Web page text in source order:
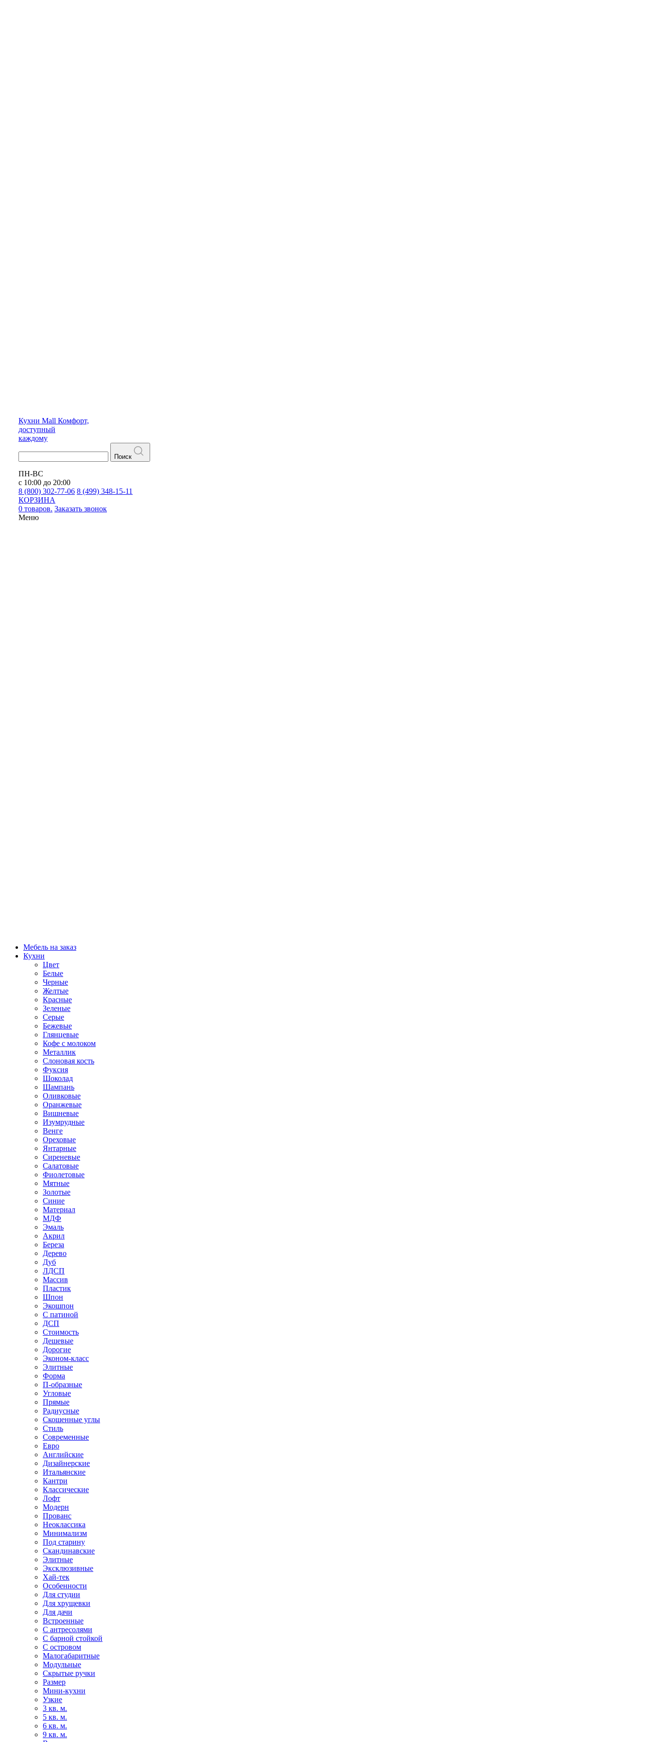
Кухни Mall Комфорт,
доступный
каждому
Поиск
ПН-ВС
с 10:00 до 20:00
8 (800) 302-77-06 8 (499) 348-15-11
КОРЗИНА
0 товаров. Заказать звонок
Меню
Мебель на заказ
Кухни
Цвет
Белые
Черные
Желтые
Красные
Зеленые
Серые
Бежевые
Глянцевые
Кофе с молоком
Металлик
Слоновая кость
Фуксия
Шоколад
Шампань
Оливковые
Оранжевые
Вишневые
Изумрудные
Венге
Ореховые
Янтарные
Сиреневые
Салатовые
Фиолетовые
Мятные
Золотые
Синие
Материал
МДФ
Эмаль
Акрил
Береза
Дерево
Дуб
ЛДСП
Массив
Пластик
Шпон
Экошпон
С патиной
ДСП
Стоимость
Дешевые
Дорогие
Эконом-класс
Элитные
Форма
П-образные
Угловые
Прямые
Радиусные
Скошенные углы
Стиль
Современные
Евро
Английские
Дизайнерские
Итальянские
Кантри
Классические
Лофт
Модерн
Прованс
Неоклассика
Минимализм
Под старину
Скандинавские
Элитные
Эксклюзивные
Хай-тек
Особенности
Для студии
Для хрущевки
Для дачи
Встроенные
С антресолями
С барной стойкой
С островом
Малогабаритные
Модульные
Скрытые ручки
Размер
Мини-кухни
Узкие
3 кв. м.
5 кв. м.
6 кв. м.
9 кв. м.